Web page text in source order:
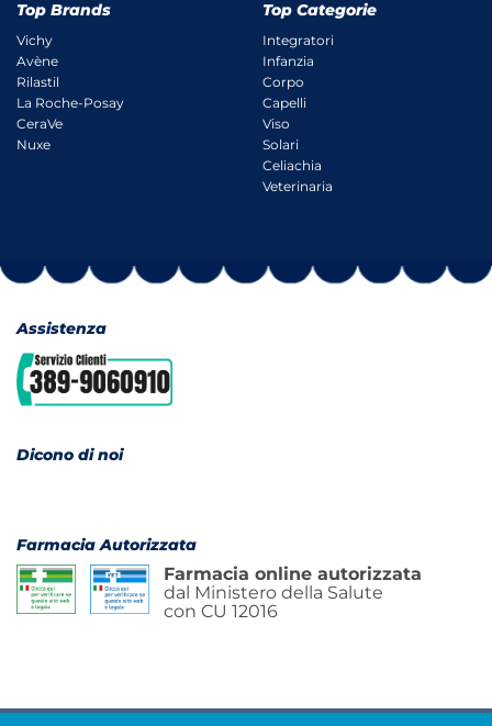
Top Brands
Vichy
Avène
Rilastil
La Roche-Posay
CeraVe
Nuxe
Top Categorie
Integratori
Infanzia
Corpo
Capelli
Viso
Solari
Celiachia
Veterinaria
Assistenza
Dicono di noi
Farmacia Autorizzata
Farmacia online autorizzata
dal Ministero della Salute
con CU 12016